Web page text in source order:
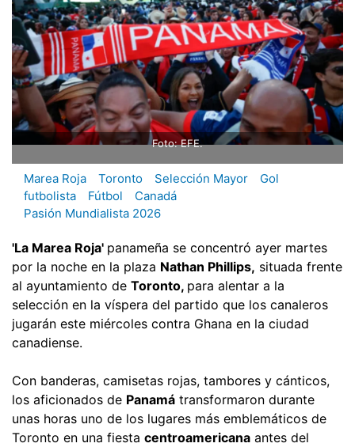
Foto: EFE.
Marea Roja Toronto Selección Mayor
Gol
futbolista
Fútbol
Canadá
Pasión Mundialista 2026
'La Marea Roja' panameña se concentró ayer martes
por la noche en la plaza Nathan Phillips, situada frente
al ayuntamiento de Toronto, para alentar a la
selección en la víspera del partido que los canaleros
jugarán este miércoles contra Ghana en la ciudad
canadiense.
Con banderas, camisetas rojas, tambores y cánticos,
los aficionados de Panamá transformaron durante
unas horas uno de los lugares más emblemáticos de
Toronto en una fiesta centroamericana antes del